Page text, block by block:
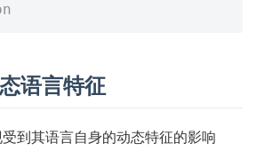
语言特征
到其语言自身的动态特征的影响